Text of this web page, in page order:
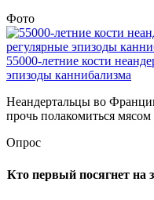
Фото
55000-летние кости
эпизоды каннибализма
Неандертальцы во
прочь полакомиться
Опрос
Кто первый посягнет на